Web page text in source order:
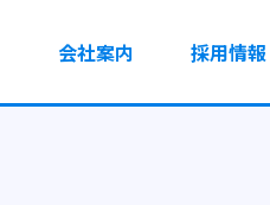
会社案内 採用情報